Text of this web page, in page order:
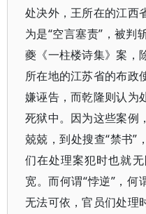
处决外，王所在的江西
为是“空言塞责”，被判
夔《一柱楼诗集》案，
所在地的江苏省的布政
嫌诬告，而乾隆则认为
死狱中。因为这些案例
兢兢，到处搜查“禁书”
们在处理案犯时也就
宽。而何谓“悖逆”，何
无法可依，官员们处理